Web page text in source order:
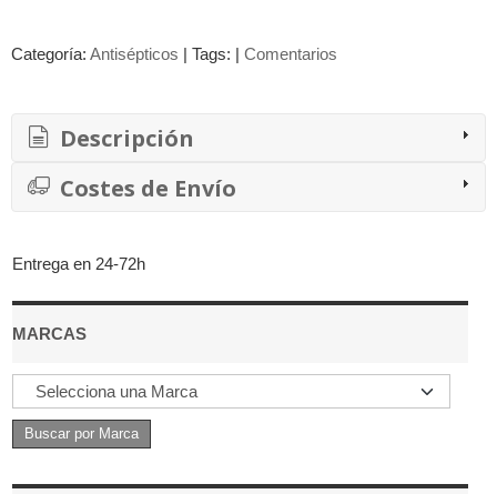
Entrega en 24-72h
MARCAS
Categoría: Antisépticos | Tags: | Comentarios
Descripción
Costes de Envío